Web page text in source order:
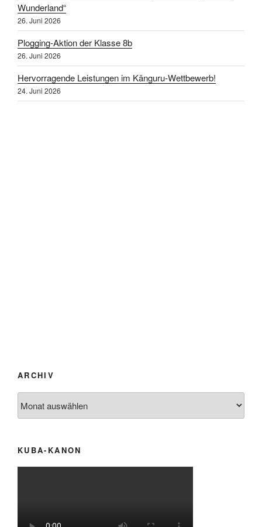
Wunderland“
26. Juni 2026
Plogging-Aktion der Klasse 8b
26. Juni 2026
Hervorragende Leistungen im Känguru-Wettbewerb!
24. Juni 2026
ARCHIV
KUBA-KANON